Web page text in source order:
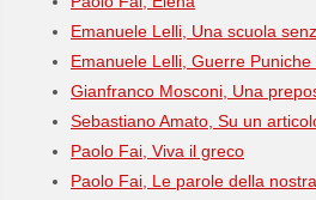
Emanuele Lelli, Una scuola
Emanuele Lelli, Guerre Puniche
Gianfranco Mosconi, Una
Sebastiano Amato, Su un
Paolo Fai, Viva il greco
Paolo Fai, Le parole della